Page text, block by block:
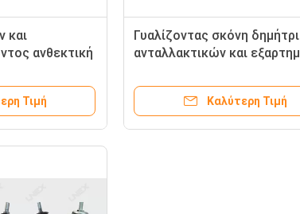
και
ανθεκτική
γυαλιού
Τιμή
Γυαλίζοντας σκόνη
ανταλλακτικών και
γυαλιού
Καλύτερη Τιμή